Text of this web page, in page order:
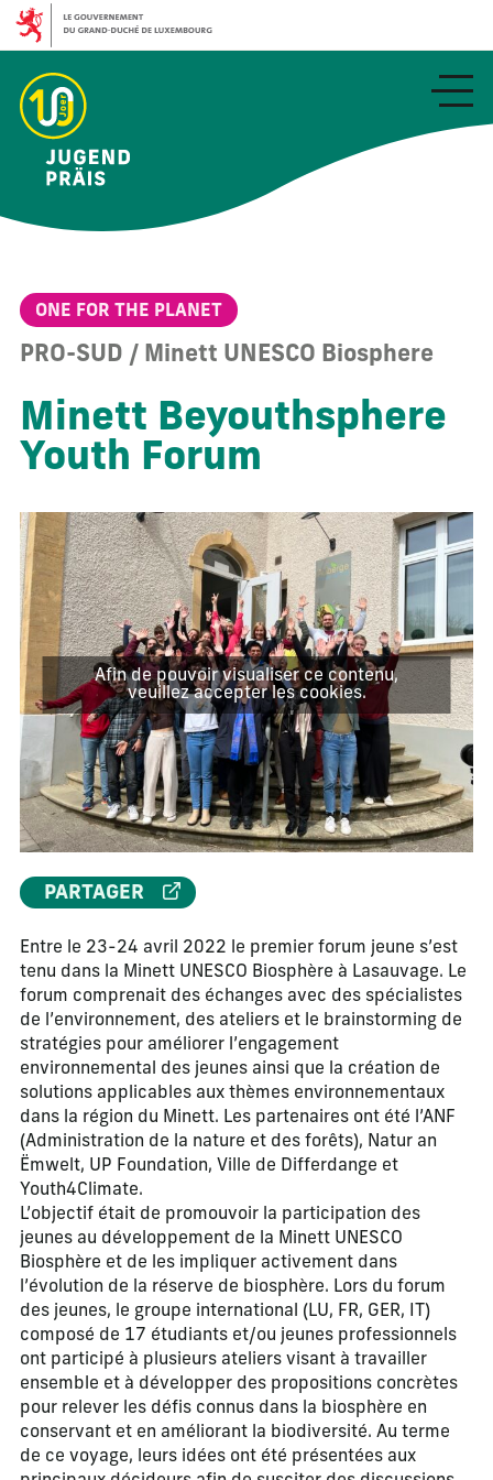
ONE FOR THE PLANET
PRO-SUD / Minett UNESCO Biosphere
Minett Beyouthsphere
Youth Forum
Afin de pouvoir visualiser ce contenu,
veuillez accepter les cookies.
Entre le 23-24 avril 2022 le premier forum jeune s’est
tenu dans la Minett UNESCO Biosphère à Lasauvage. Le
forum comprenait des échanges avec des spécialistes
de l’environnement, des ateliers et le brainstorming de
stratégies pour améliorer l’engagement
environnemental des jeunes ainsi que la création de
solutions applicables aux thèmes environnementaux
dans la région du Minett. Les partenaires ont été l’ANF
(Administration de la nature et des forêts), Natur an
Ëmwelt, UP Foundation, Ville de Differdange et
Youth4Climate.
L’objectif était de promouvoir la participation des
jeunes au développement de la Minett UNESCO
Biosphère et de les impliquer activement dans
l’évolution de la réserve de biosphère. Lors du forum
des jeunes, le groupe international (LU, FR, GER, IT)
composé de 17 étudiants et/ou jeunes professionnels
ont participé à plusieurs ateliers visant à travailler
ensemble et à développer des propositions concrètes
pour relever les défis connus dans la biosphère en
conservant et en améliorant la biodiversité. Au terme
de ce voyage, leurs idées ont été présentées aux
PARTAGER